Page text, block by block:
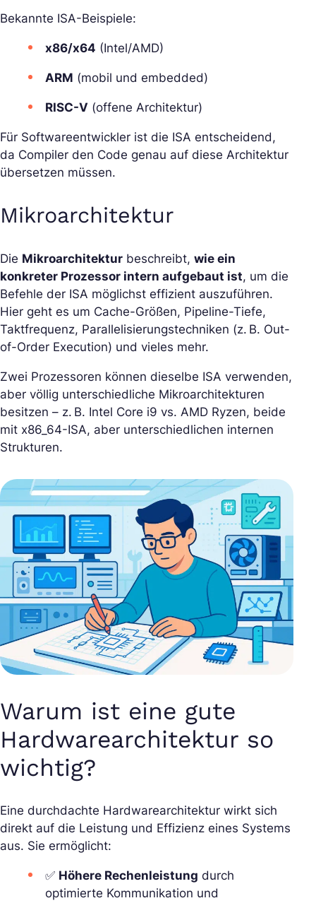
Bekannte ISA-Beispiele:
x86/x64 (Intel/AMD)
ARM (mobil und embedded)
RISC-V (offene Architektur)
Für Softwareentwickler ist die ISA entscheidend,
da Compiler den Code genau auf diese Architektur
übersetzen müssen.
Mikroarchitektur
Die Mikroarchitektur beschreibt, wie ein
konkreter Prozessor intern aufgebaut ist, um die
Befehle der ISA möglichst effizient auszuführen.
Hier geht es um Cache-Größen, Pipeline-Tiefe,
Taktfrequenz, Parallelisierungstechniken (z. B. Out-
of-Order Execution) und vieles mehr.
Zwei Prozessoren können dieselbe ISA verwenden,
aber völlig unterschiedliche Mikroarchitekturen
besitzen – z. B. Intel Core i9 vs. AMD Ryzen, beide
mit x86_64-ISA, aber unterschiedlichen internen
Strukturen.
Warum ist eine gute
Hardwarearchitektur so
wichtig?
Eine durchdachte Hardwarearchitektur wirkt sich
direkt auf die Leistung und Effizienz eines Systems
aus. Sie ermöglicht:
✅ Höhere Rechenleistung durch
optimierte Kommunikation und